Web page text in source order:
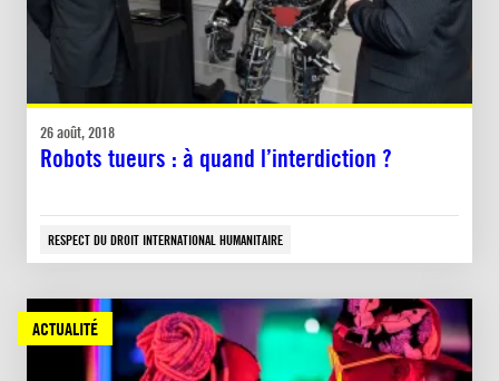
26 août, 2018
Robots tueurs : à quand l’interdiction ?
RESPECT DU DROIT INTERNATIONAL HUMANITAIRE
ACTUALITÉ